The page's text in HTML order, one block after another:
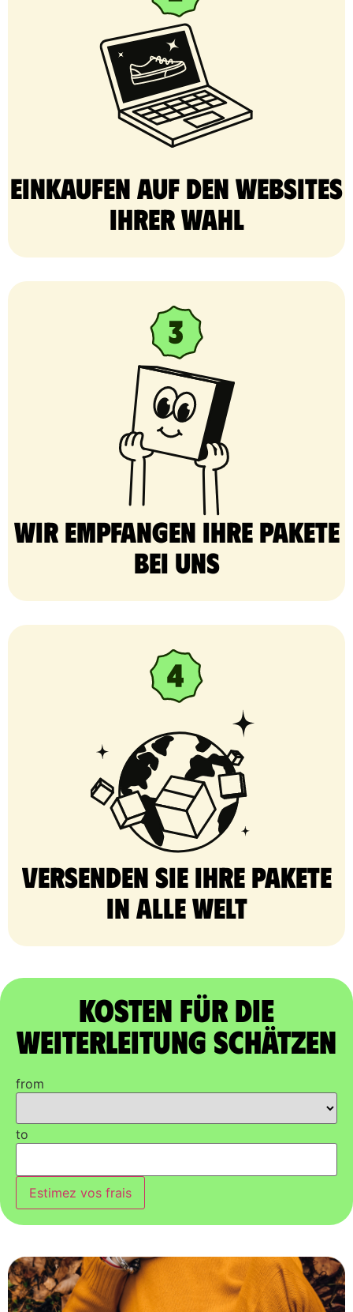
Einkaufen auf den Websites
Ihrer Wahl
Wir empfangen Ihre Pakete
bei uns
Versenden Sie Ihre Pakete
in alle Welt
Kosten für die
Weiterleitung schätzen
from
to
Estimez vos frais